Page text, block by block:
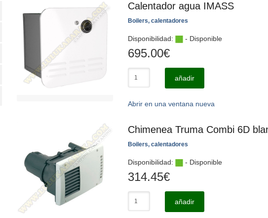
Calentador agua IMASS
Boilers, calentadores
Disponibilidad: - Disponible
695.00€
añadir
Abrir en una ventana nueva
Chimenea Truma Combi 6D
Boilers, calentadores
Disponibilidad: - Disponible
314.45€
añadir